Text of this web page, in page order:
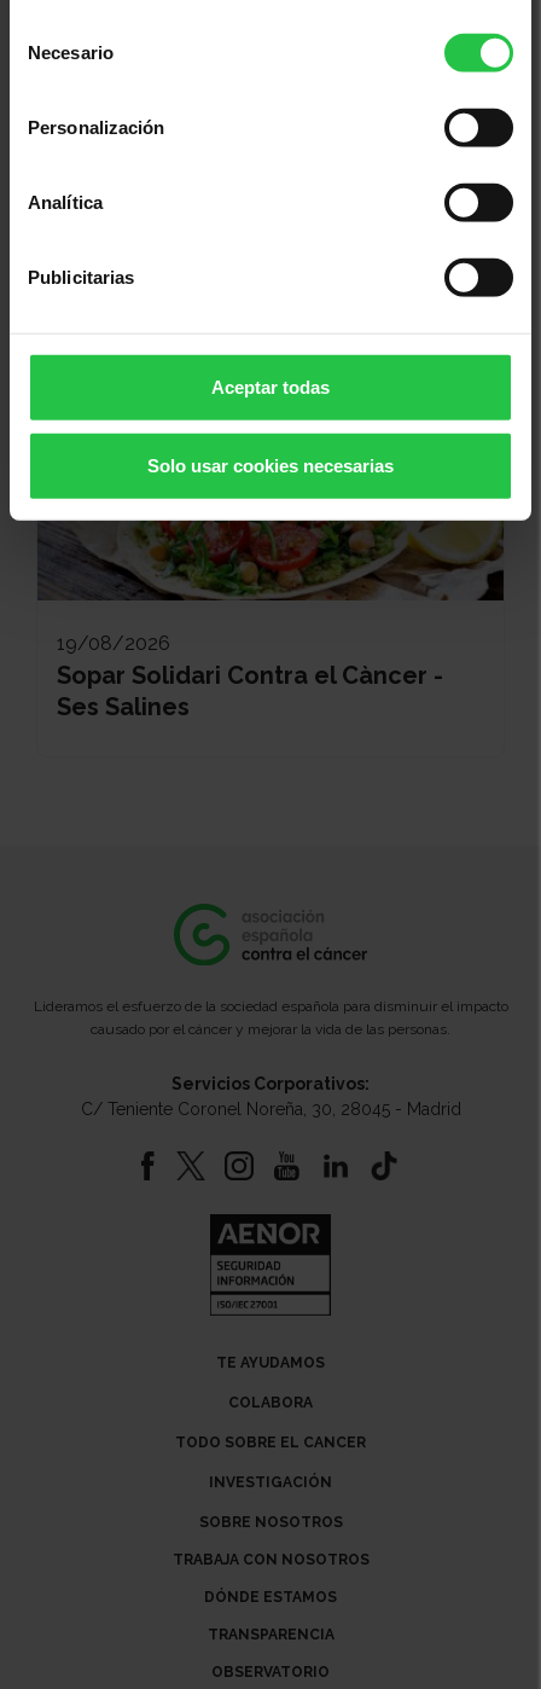
Necesario
Personalización
Analítica
Publicitarias
Aceptar todas
Solo usar cookies necesarias
plenes i coques - Ciutadella
19/08/2026
Sopar Solidari Contra el Càncer -
Ses Salines
Lideramos el esfuerzo de la sociedad española para disminuir el impacto
causado por el cáncer y mejorar la vida de las personas.
Servicios Corporativos:
C/ Teniente Coronel Noreña, 30, 28045 - Madrid
TE AYUDAMOS
COLABORA
TODO SOBRE EL CANCER
INVESTIGACIÓN
SOBRE NOSOTROS
TRABAJA CON NOSOTROS
DÓNDE ESTAMOS
TRANSPARENCIA
OBSERVATORIO